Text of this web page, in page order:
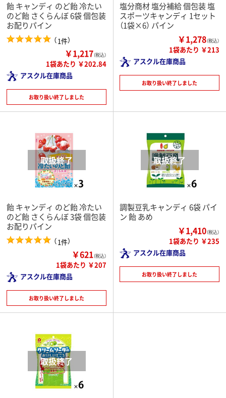
飴 キャンディ のど飴 冷たい
のど飴 さくらんぼ 6袋 個包装
お配りパイン
（1件）
￥1,217（税込）
1袋あたり ￥202.84
アスクル在庫商品
お取り扱い終了しました
塩分商材 塩分補給 個包装 塩
スポーツキャンディ 1セット
（1袋×6） パイン
￥1,278（税込）
1袋あたり ￥213
アスクル在庫商品
お取り扱い終了しました
飴 キャンディ のど飴 冷たい
のど飴 さくらんぼ 3袋 個包装
お配りパイン
（1件）
￥621（税込）
1袋あたり ￥207
アスクル在庫商品
お取り扱い終了しました
調製豆乳キャンディ 6袋 パイ
ン 飴 あめ
￥1,410（税込）
1袋あたり ￥235
アスクル在庫商品
お取り扱い終了しました